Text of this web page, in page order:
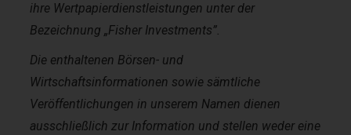
ihre Wertpapierdienstleistungen unter der
Bezeichnung „Fisher Investments”.
Die enthaltenen Börsen- und
Wirtschaftsinformationen sowie sämtliche
Veröffentlichungen in unserem Namen dienen
ausschließlich zur Information und stellen weder eine